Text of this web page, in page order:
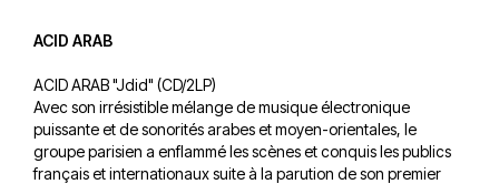
ACID ARAB
ACID ARAB "Jdid" (CD/2LP)
Avec son irrésistible mélange de musique électronique
puissante et de sonorités arabes et moyen-orientales, le
groupe parisien a enflammé les scènes et conquis les publics
français et internationaux suite à la parution de son premier